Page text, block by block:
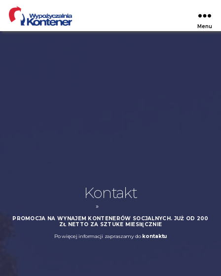
Wypożyczalnia
Kontener
Menu
Kontakt
»
PROMOCJA NA WYNAJEM KONTENERÓW SOCJALNYCH. JUŻ OD 200
ZŁ NETTO ZA SZTUKE MIESIĘCZNIE
Po więcej informacji zapraszamy do kontaktu